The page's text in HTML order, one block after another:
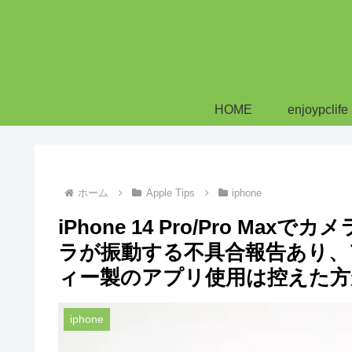
HOME enjoypclife
ホーム Apple Tips iphone
iPhone 14 Pro/Pro Maxでカメ
ラが振動する不具合報告あり
ィー製のアプリ使用は控えた
iphone